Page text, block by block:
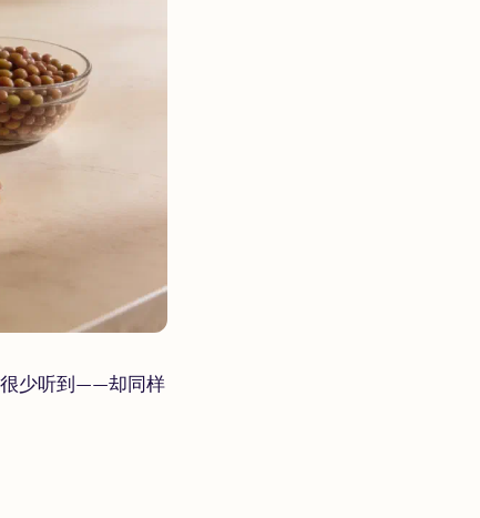
很少听到——却同样